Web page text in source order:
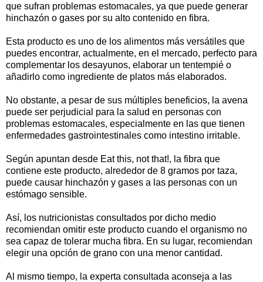
que sufran problemas estomacales, ya que puede generar
hinchazón o gases por su alto contenido en fibra.
Esta producto es uno de los alimentos más versátiles que
puedes encontrar, actualmente, en el mercado, perfecto para
complementar los desayunos, elaborar un tentempié o
añadirlo como ingrediente de platos más elaborados.
No obstante, a pesar de sus múltiples beneficios, la avena
puede ser perjudicial para la salud en personas con
problemas estomacales, especialmente en las que tienen
enfermedades gastrointestinales como intestino irritable.
Según apuntan desde Eat this, not that!, la fibra que
contiene este producto, alrededor de 8 gramos por taza,
puede causar hinchazón y gases a las personas con un
estómago sensible.
Así, los nutricionistas consultados por dicho medio
recomiendan omitir este producto cuando el organismo no
sea capaz de tolerar mucha fibra. En su lugar, recomiendan
elegir una opción de grano con una menor cantidad.
Al mismo tiempo, la experta consultada aconseja a las